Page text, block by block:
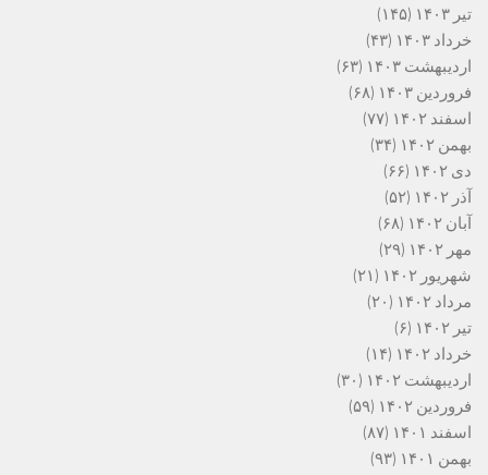
تیر ۱۴۰۳
(۱۴۵)
خرداد ۱۴۰۳
(۴۳)
اردیبهشت ۱۴۰۳
(۶۳)
فروردین ۱۴۰۳
(۶۸)
اسفند ۱۴۰۲
(۷۷)
بهمن ۱۴۰۲
(۳۴)
دی ۱۴۰۲
(۶۶)
آذر ۱۴۰۲
(۵۲)
آبان ۱۴۰۲
(۶۸)
مهر ۱۴۰۲
(۲۹)
شهریور ۱۴۰۲
(۲۱)
مرداد ۱۴۰۲
(۲۰)
تیر ۱۴۰۲
(۶)
خرداد ۱۴۰۲
(۱۴)
اردیبهشت ۱۴۰۲
(۳۰)
فروردین ۱۴۰۲
(۵۹)
اسفند ۱۴۰۱
(۸۷)
بهمن ۱۴۰۱
(۹۳)